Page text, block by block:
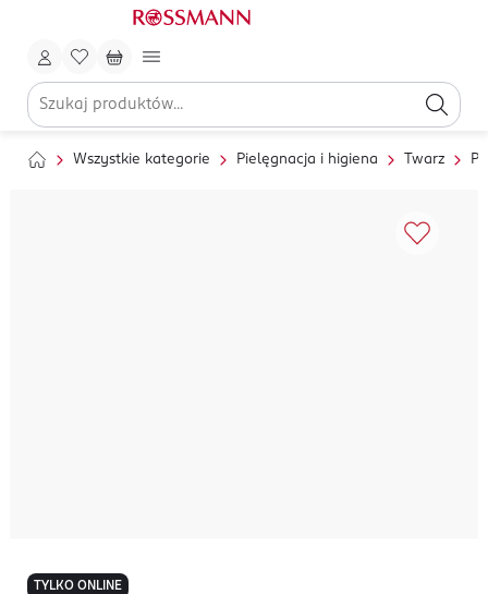
Wszystkie kategorie Pielęgnacja i higiena Twarz
TYLKO ONLINE